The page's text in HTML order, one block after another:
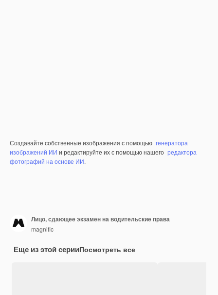
Создавайте собственные изображения с помощью генератора
изображений ИИ и редактируйте их с помощью нашего редактора
фотографий на основе ИИ.
Лицо, сдающее экзамен на водительские права
magnific
Еще из этой серииПосмотреть все